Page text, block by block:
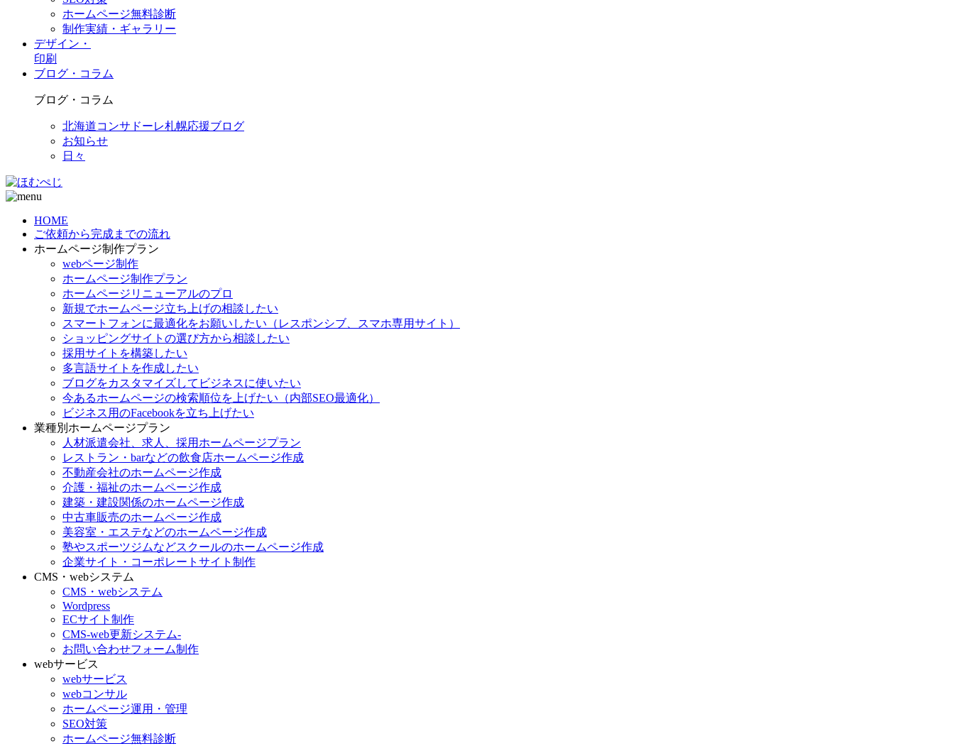
ホームページ無料診断
制作実績・ギャラリー
デザイン・
印刷
ブログ・コラム
ブログ・コラム
北海道コンサドーレ札幌応援ブログ
お知らせ
日々
HOME
ご依頼から完成までの流れ
ホームページ制作プラン
webページ制作
ホームページ制作プラン
ホームページリニューアルのプロ
新規でホームページ立ち上げの相談したい
スマートフォンに最適化をお願いしたい（レスポンシブ、スマホ専用サイト）
ショッピングサイトの選び方から相談したい
採用サイトを構築したい
多言語サイトを作成したい
ブログをカスタマイズしてビジネスに使いたい
今あるホームページの検索順位を上げたい（内部SEO最適化）
ビジネス用のFacebookを立ち上げたい
業種別ホームページプラン
人材派遣会社、求人、採用ホームページプラン
レストラン・barなどの飲食店ホームページ作成
不動産会社のホームページ作成
介護・福祉のホームページ作成
建築・建設関係のホームページ作成
中古車販売のホームページ作成
美容室・エステなどのホームページ作成
塾やスポーツジムなどスクールのホームページ作成
企業サイト・コーポレートサイト制作
CMS・webシステム
CMS・webシステム
Wordpress
ECサイト制作
CMS-web更新システム-
お問い合わせフォーム制作
webサービス
webサービス
webコンサル
ホームページ運用・管理
SEO対策
ホームページ無料診断